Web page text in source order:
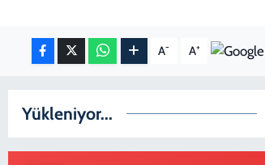
A- A+
Yükleniyor...